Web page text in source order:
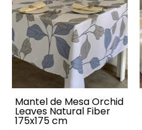
Mantel de Mesa Orchid
Leaves Natural Fiber
175x175 cm